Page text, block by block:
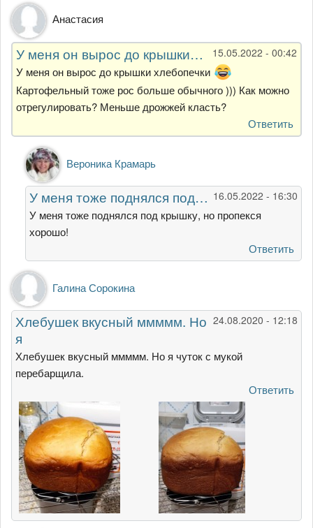
Анастасия
15.05.2022 - 00:42
У меня он вырос до крышки…
У меня он вырос до крышки хлебопечки
Картофельный тоже рос больше обычного ))) Как можно
отрегулировать? Меньше дрожжей класть?
Ответить
Ответ
на
У
меня
он
вырос
крышки…
от
Анастасия
Вероника Крамарь
16.05.2022 - 16:30
У меня тоже поднялся под…
У меня тоже поднялся под крышку, но пропекся
хорошо!
Ответить
Галина Сорокина
24.08.2020 - 12:18
Хлебушек вкусный ммммм. Но
я
Хлебушек вкусный ммммм. Но я чуток с мукой
перебарщила.
Ответить